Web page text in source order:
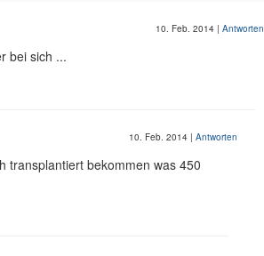
10. Feb. 2014 | Antworten
bei sich ...
10. Feb. 2014 | Antworten
transplantiert bekommen was 450